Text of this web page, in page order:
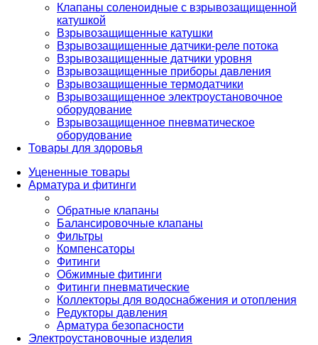
Клапаны соленоидные с взрывозащищенной
катушкой
Взрывозащищенные катушки
Взрывозащищенные датчики-реле потока
Взрывозащищенные датчики уровня
Взрывозащищенные приборы давления
Взрывозащищенные термодатчики
Взрывозащищенное электроустановочное
оборудование
Взрывозащищенное пневматическое
оборудование
Товары для здоровья
Уцененные товары
Арматура и фитинги
Обратные клапаны
Балансировочные клапаны
Фильтры
Компенсаторы
Фитинги
Обжимные фитинги
Фитинги пневматические
Коллекторы для водоснабжения и отопления
Редукторы давления
Арматура безопасности
Электроустановочные изделия